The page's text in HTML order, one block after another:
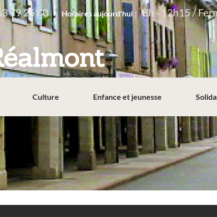
79 25 80 Horaires aujourd'hui : 8h - 12h15 /
Culture Enfance et jeunesse